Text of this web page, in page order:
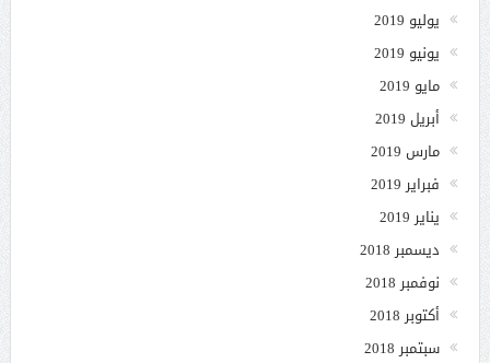
يوليو 2019
يونيو 2019
مايو 2019
أبريل 2019
مارس 2019
فبراير 2019
يناير 2019
ديسمبر 2018
نوفمبر 2018
أكتوبر 2018
سبتمبر 2018